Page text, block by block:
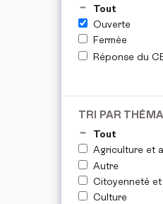
Tout
Ouverte
Fermée
Réponse du
TRI PAR
Tout
Agriculture et
Autre
Citoyenneté
Culture